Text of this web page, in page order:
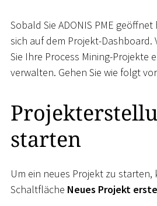
Sobald Sie ADONIS PME
sich auf dem Projekt-Dashboard.
Sie Ihre Process Mining-Projekte
verwalten. Gehen Sie wie folgt
starten
Um ein neues Projekt zu starten,
Schaltfläche Neues Projekt